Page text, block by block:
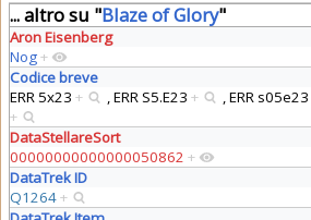
... altro su "Blaze of Glory"
Aron Eisenberg
Nog+
Codice breve
ERR 5x23 + ,ERR S5.E23 + ,ERR s05e23
+
DataStellareSort
00000000000000050862 +
DataTrek ID
Q1264+